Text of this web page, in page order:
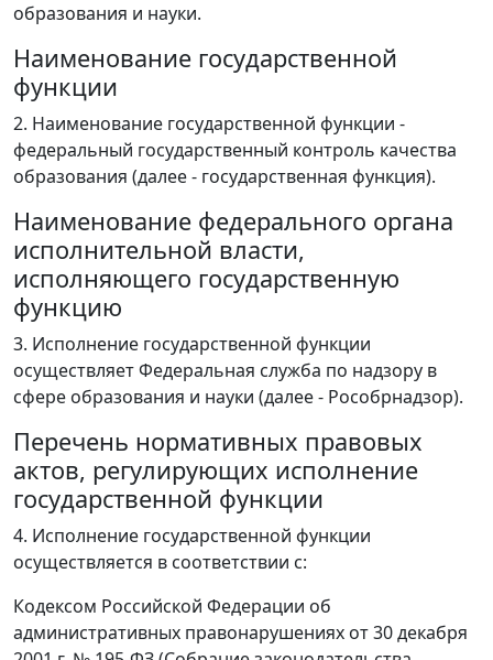
образования и науки.
Наименование государственной
функции
2. Наименование государственной функции -
федеральный государственный контроль качества
образования (далее - государственная функция).
Наименование федерального органа
исполнительной власти,
исполняющего государственную
функцию
3. Исполнение государственной функции
осуществляет Федеральная служба по надзору в
сфере образования и науки (далее - Рособрнадзор).
Перечень нормативных правовых
актов, регулирующих исполнение
государственной функции
4. Исполнение государственной функции
осуществляется в соответствии с:
Кодексом Российской Федерации об
административных правонарушениях от 30 декабря